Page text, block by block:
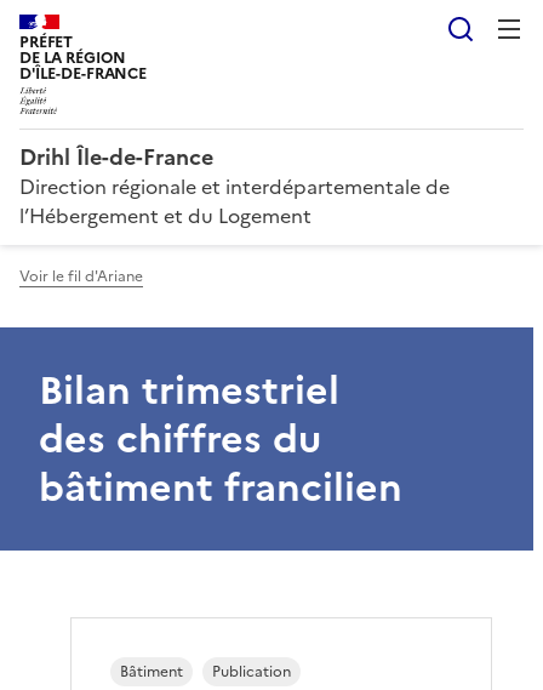
PRÉFET
DE LA RÉGION
D'ÎLE-DE-FRANCE
Drihl Île-de-France
Direction régionale et interdépartementale de
l’Hébergement et du Logement
Voir le fil d'Ariane
Bilan trimestriel
des chiffres du
bâtiment francilien
Bâtiment Publication